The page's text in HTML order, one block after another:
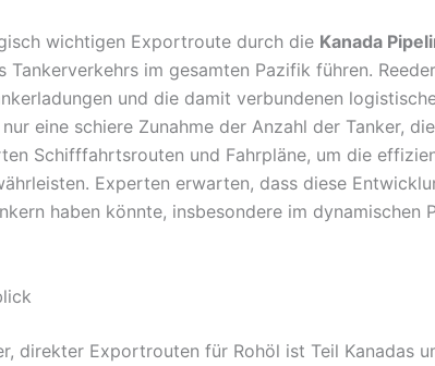
wichtigen Exportroute durch die Kanada
Tankerverkehrs im gesamten Pazifik führen.
und die damit verbundenen
eine schiere Zunahme der Anzahl der Tanker,
Schifffahrtsrouten und Fahrpläne, um die
Experten erwarten, dass diese
haben könnte, insbesondere im dynamischen
direkter Exportrouten für Rohöl ist Teil Kanadas